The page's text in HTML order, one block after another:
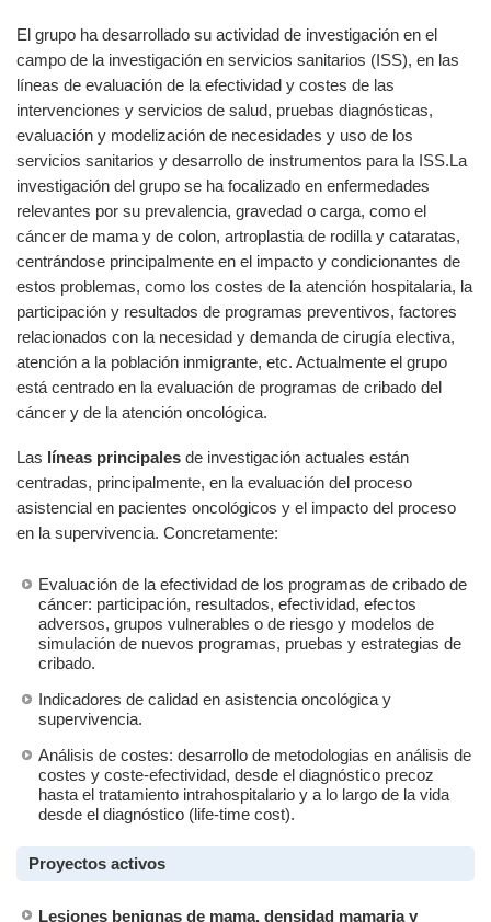
El grupo ha desarrollado su actividad de investigación en el
campo de la investigación en servicios sanitarios (ISS), en las
líneas de evaluación de la efectividad y costes de las
intervenciones y servicios de salud, pruebas diagnósticas,
evaluación y modelización de necesidades y uso de los
servicios sanitarios y desarrollo de instrumentos para la ISS.La
investigación del grupo se ha focalizado en enfermedades
relevantes por su prevalencia, gravedad o carga, como el
cáncer de mama y de colon, artroplastia de rodilla y cataratas,
centrándose principalmente en el impacto y condicionantes de
estos problemas, como los costes de la atención hospitalaria, la
participación y resultados de programas preventivos, factores
relacionados con la necesidad y demanda de cirugía electiva,
atención a la población inmigrante, etc. Actualmente el grupo
está centrado en la evaluación de programas de cribado del
cáncer y de la atención oncológica.
Las líneas principales de investigación actuales están
centradas, principalmente, en la evaluación del proceso
asistencial en pacientes oncológicos y el impacto del proceso
en la supervivencia. Concretamente:
Evaluación de la efectividad de los programas de cribado de
cáncer: participación, resultados, efectividad, efectos
adversos, grupos vulnerables o de riesgo y modelos de
simulación de nuevos programas, pruebas y estrategias de
cribado.
Indicadores de calidad en asistencia oncológica y
supervivencia.
Análisis de costes: desarrollo de metodologias en análisis de
costes y coste-efectividad, desde el diagnóstico precoz
hasta el tratamiento intrahospitalario y a lo largo de la vida
desde el diagnóstico (life-time cost).
Proyectos activos
Lesiones benignas de mama, densidad mamaria y